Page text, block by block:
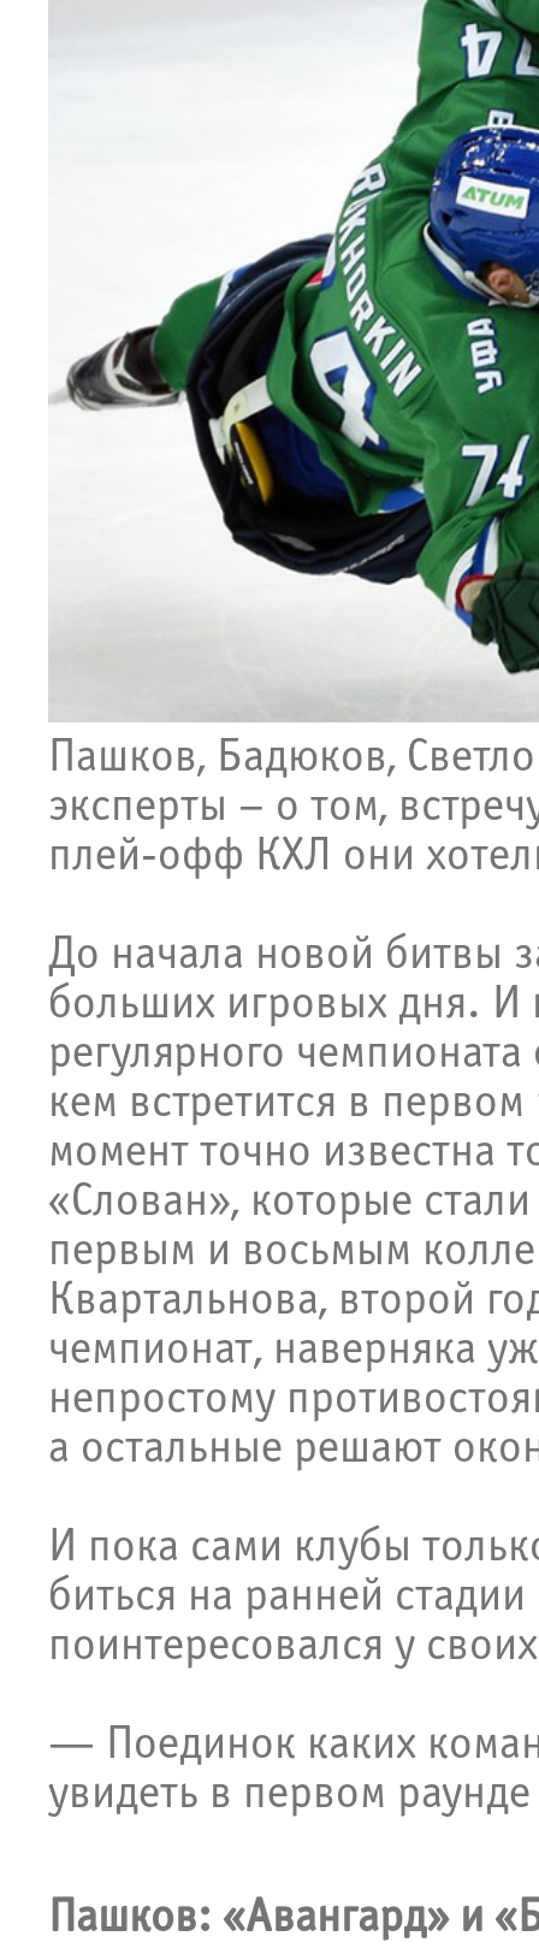
Пашков, Бадюков,
эксперты – о том,
плей-офф КХЛ они
До начала новой битвы
больших игровых дня. И
регулярного
кем встретится в
момент точно известна
«Слован», которые
первым и восьмым
Квартальнова, второй
чемпионат, наверняка
непростому
а остальные решают
И пока сами клубы
биться на ранней
поинтересовался у
— Поединок каких
увидеть в первом
Пашков: «Авангард» и